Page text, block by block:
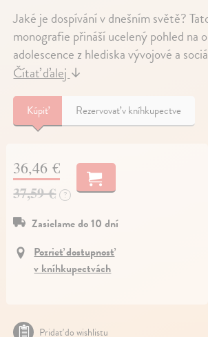
Jaké je dospívání v dnešním světě?
monografie přináší ucelený pohled na
adolescence z hlediska vývojové a
Čítať ďalej ↓
Kúpiť Rezervovať v kníhkupectve
36,46 €
37,59 € ?
Zasielame do 10 dní
Pozrieť dostupnosť
v kníhkupectvách
Pridať do wishlistu